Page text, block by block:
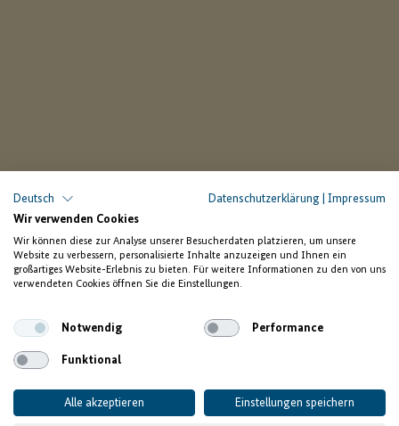
Deutsch Datenschutzerklärung
Impressum
Wir verwenden Cookies
Wir können diese zur Analyse unserer Besucherdaten platzieren, um unsere
Website zu verbessern, personalisierte Inhalte anzuzeigen und Ihnen ein
großartiges Website-Erlebnis zu bieten. Für weitere Informationen zu den von uns
verwendeten Cookies öffnen Sie die Einstellungen.
Notwendig Performance
Funktional
Alle akzeptieren Einstellungen speichern